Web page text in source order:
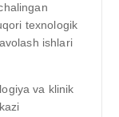
texnologik
ishlari
va klinik